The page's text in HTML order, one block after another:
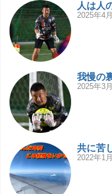
人は人
2025年4
我慢の
2025年3
共に苦
2022年1